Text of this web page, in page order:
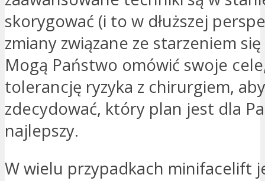
skorygować (i to w dłuższej
zmiany związane ze starzeniem
Mogą Państwo omówić swoje
tolerancję ryzyka z chirurgiem, aby
zdecydować, który plan jest dla
najlepszy.
W wielu przypadkach minifacelift